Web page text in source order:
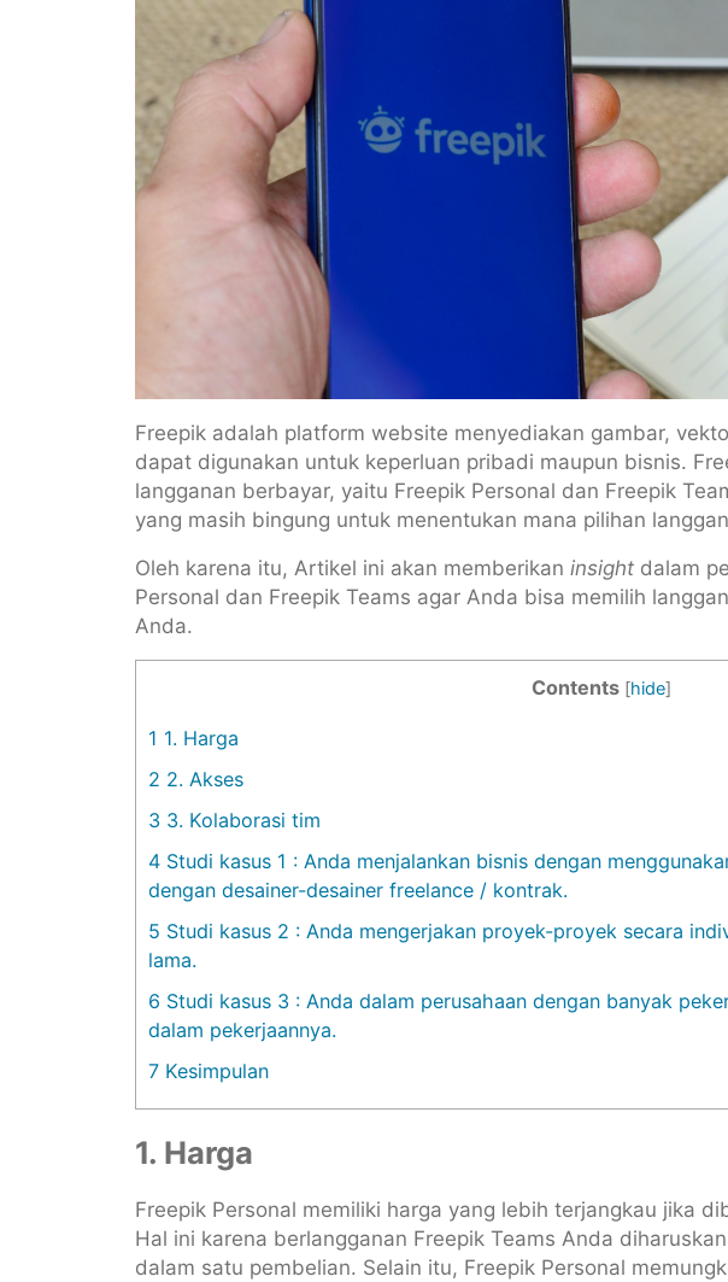
Freepik adalah platform website menyediakan gambar,
dapat digunakan untuk keperluan pribadi maupun bisnis.
langganan berbayar, yaitu Freepik Personal dan Freepik
yang masih bingung untuk menentukan mana pilihan
Oleh karena itu, Artikel ini akan memberikan insight dalam
Personal dan Freepik Teams agar Anda bisa memilih
Anda.
Contents [hide]
1 1. Harga
2 2. Akses
3 3. Kolaborasi tim
4 Studi kasus 1 : Anda menjalankan bisnis dengan
dengan desainer-desainer freelance / kontrak.
5 Studi kasus 2 : Anda mengerjakan proyek-proyek secara
lama.
6 Studi kasus 3 : Anda dalam perusahaan dengan banyak
dalam pekerjaannya.
7 Kesimpulan
1. Harga
Freepik Personal memiliki harga yang lebih terjangkau jika
Hal ini karena berlangganan Freepik Teams Anda
dalam satu pembelian. Selain itu, Freepik Personal